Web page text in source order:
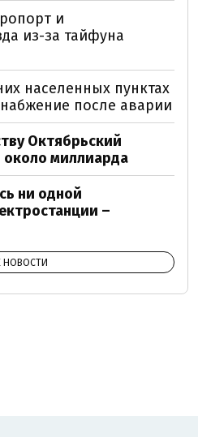
и
из-за тайфуна
населенных пунктах
после аварии
Октябрьский
миллиарда
ни одной
–
НОВОСТИ